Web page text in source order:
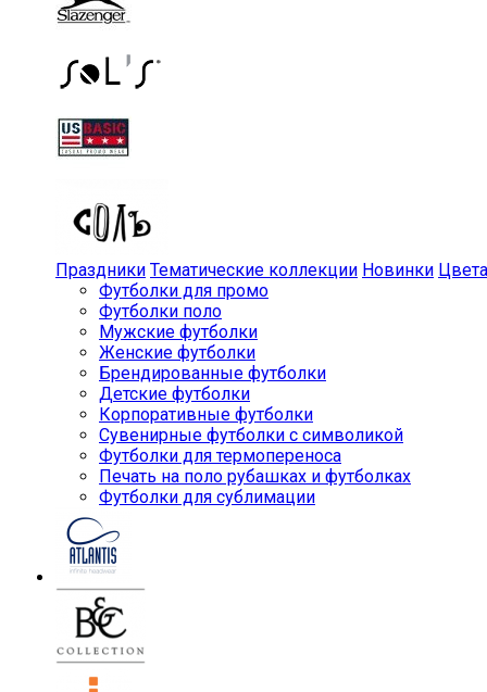
Праздники Тематические коллекции Новинки Цвета
Футболки для промо
Футболки поло
Мужские футболки
Женские футболки
Брендированные футболки
Детские футболки
Корпоративные футболки
Сувенирные футболки с символикой
Футболки для термопереноса
Печать на поло рубашках и футболках
Футболки для сублимации